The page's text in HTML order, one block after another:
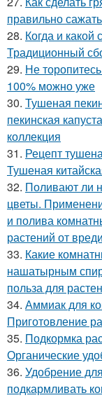
правильно
28. Когда и какой
Традиционный
29. Не
100% можно уже
30. Тушеная
пекинская
коллекция
31. Рецепт
Тушеная
32. Поливают ли
цветы.
и полива
растений от
33. Какие
нашатырным
польза для
34. Аммиак для
Приготовление
35. Подкормка
Органические
36. Удобрение
подкармливать